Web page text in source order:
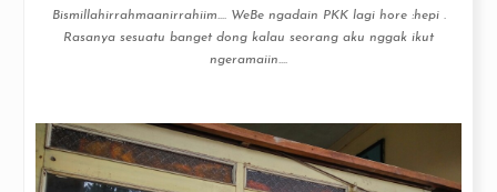
Bismillahirrahmaanirrahiim…. WeBe ngadain PKK lagi hore :hepi .
Rasanya sesuatu banget dong kalau seorang aku nggak ikut
ngeramaiin....